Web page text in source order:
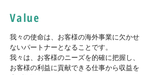
Value
我々の使命は、お客様の海外事業に欠かせ
ないパートナーとなることです。
我々は、お客様のニーズを的確に把握し、
お客様の利益に貢献できる仕事から収益を